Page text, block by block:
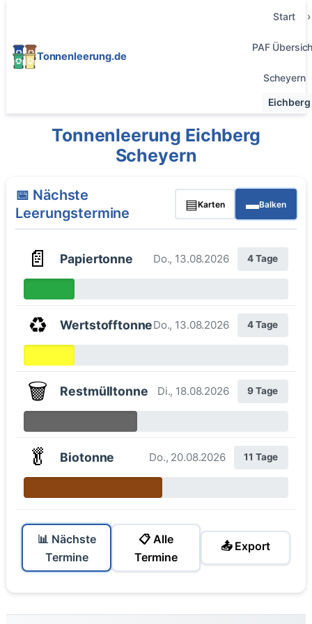
Tonnenleerung.de
Start
PAF
Scheyern
Eichberg
Tonnenleerung Eichberg
Scheyern
📅 Nächste
Leerungstermine
▤Karten ▬Balken
📄 Papiertonne Do., 13.08.2026 4 Tage
♻️ WertstofftonneDo., 13.08.2026 4 Tage
🗑️ Restmülltonne Di., 18.08.2026 9 Tage
🥬 Biotonne Do., 20.08.2026 11 Tage
📊 Nächste
Termine
📋 Alle
Termine
📤 Export